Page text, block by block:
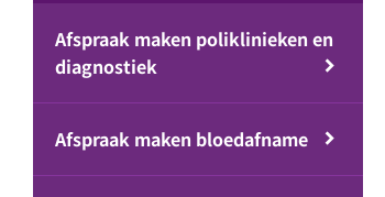
Afspraak maken poliklinieken en
diagnostiek
Afspraak maken bloedafname